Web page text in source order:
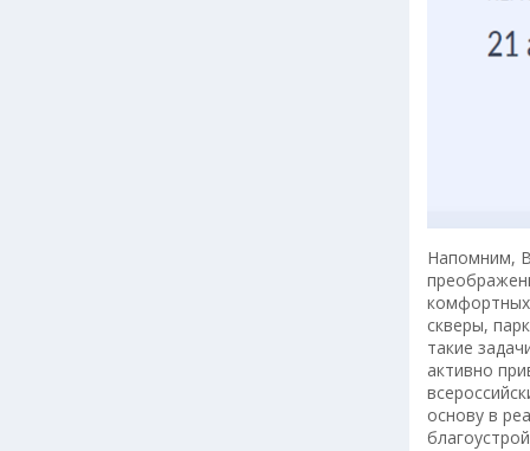
Напомним,
комфортных
скверы,
такие
активно
основу в